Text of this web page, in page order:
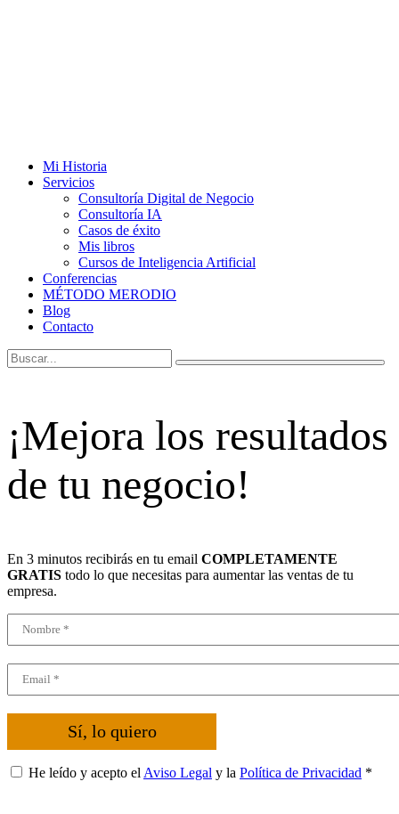
Mi Historia
Servicios
Consultoría Digital de Negocio
Consultoría IA
Casos de éxito
Mis libros
Cursos de Inteligencia Artificial
Conferencias
MÉTODO MERODIO
Blog
Contacto
¡Mejora los resultados
de tu negocio!
En 3 minutos recibirás en tu email COMPLETAMENTE
GRATIS todo lo que necesitas para aumentar las ventas de tu
empresa.
Sí, lo quiero
He leído y acepto el Aviso Legal y la Política de Privacidad *